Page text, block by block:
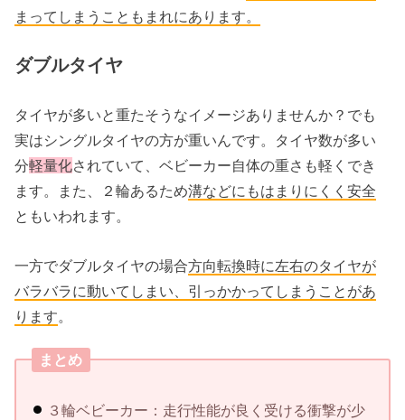
まってしまうこともまれにあります。
ダブルタイヤ
タイヤが多いと重たそうなイメージありませんか？でも
実はシングルタイヤの方が重いんです。タイヤ数が多い
分軽量化されていて、ベビーカー自体の重さも軽くでき
ます。また、２輪あるため溝などにもはまりにくく安全
ともいわれます。
一方でダブルタイヤの場合方向転換時に左右のタイヤが
バラバラに動いてしまい、引っかかってしまうことがあ
ります。
まとめ
３輪ベビーカー：走行性能が良く受ける衝撃が少